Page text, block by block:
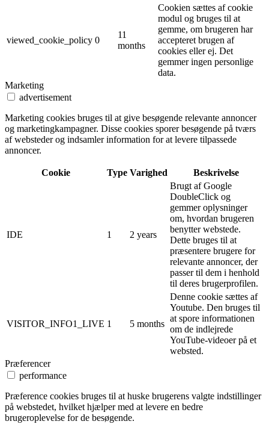
viewed_cookie_policy 0
11
months
Cookien sættes af cookie
modul og bruges til at
gemme, om brugeren har
accepteret brugen af ​​
cookies eller ej. Det
gemmer ingen personlige
data.
Marketing
advertisement
Marketing cookies bruges til at give besøgende relevante annoncer
og marketingkampagner. Disse cookies sporer besøgende på tværs
af websteder og indsamler information for at levere tilpassede
annoncer.
Cookie Type Varighed Beskrivelse
IDE 1 2 years
Brugt af Google
DoubleClick og
gemmer oplysninger
om, hvordan brugeren
benytter webstede.
Dette bruges til at
præsentere brugere for
relevante annoncer, der
passer til dem i henhold
til deres brugerprofilen.
VISITOR_INFO1_LIVE 1 5 months
Denne cookie sættes af
Youtube. Den bruges til
at spore informationen
om de indlejrede
YouTube-videoer på et
websted.
Præferencer
performance
Præference cookies bruges til at huske brugerens valgte indstillinger
på webstedet, hvilket hjælper med at levere en bedre
brugeroplevelse for de besøgende.